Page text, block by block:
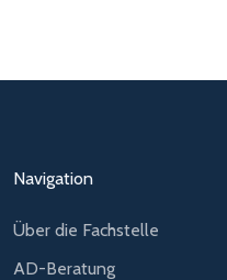
Navigation
Über die Fachstelle
AD-Beratung